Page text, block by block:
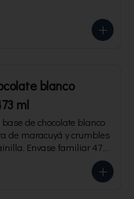
blanco
ml
de chocolate blanco
de maracuyá y crumbles
Envase familiar 473